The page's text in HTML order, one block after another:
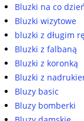
Bluzki na co
Bluzki wizytowe
bluzki z długim
Bluzki z falbaną
Bluzki z koronką
Bluzki z
Bluzy basic
Bluzy bomberki